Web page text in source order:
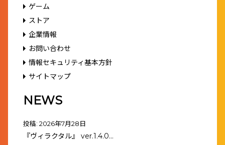
ゲーム
ストア
企業情報
お問い合わせ
情報セキュリティ基本方針
サイトマップ
NEWS
投稿: 2026年7月28日
『ヴィラクタル』 ver.1.4.0…